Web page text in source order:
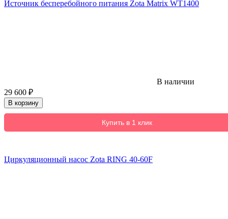
Источник бесперебойного питания Zota Matrix WT1400
В наличии
29 600 ₽
В корзину
Купить в 1 клик
Циркуляционный насос Zota RING 40-60F